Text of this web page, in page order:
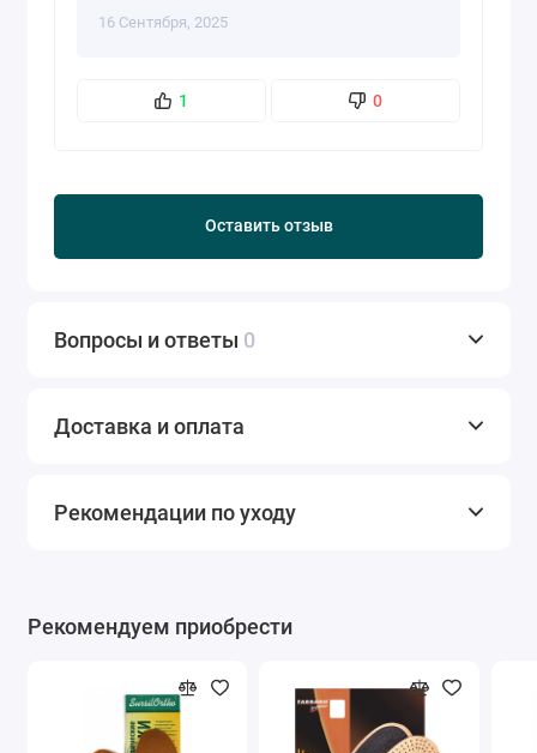
1 0
16 Сентября, 2025
Оставить отзыв
Вопросы и ответы 0
Доставка и оплата
Рекомендации по уходу
Рекомендуем приобрести